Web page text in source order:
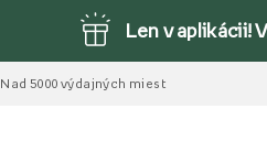
Len v aplikácii!
Nad 5000 výdajných miest